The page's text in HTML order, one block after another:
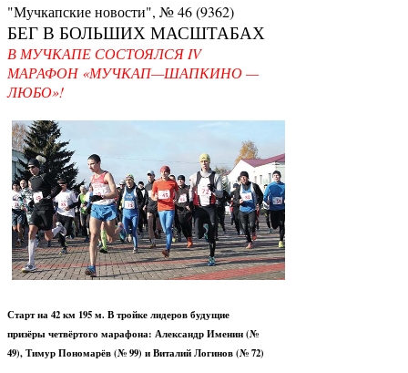
"Мучкапские новости", № 46 (9362)
БЕГ В БОЛЬШИХ МАСШТАБАХ
В МУЧКАПЕ СОСТОЯЛСЯ IV
МАРАФОН «МУЧКАП—ШАПКИНО —
ЛЮБО»!
Старт на 42 км 195 м. В тройке лидеров будущие
призёры четвёртого марафона: Александр Именин (№
49), Тимур Пономарёв (№ 99) и Виталий Логинов (№ 72)